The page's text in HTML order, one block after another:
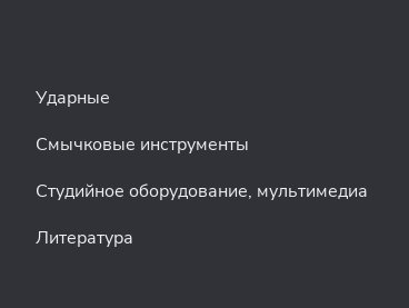
Ударные
Смычковые инструменты
Студийное оборудование, мультимедиа
Литература